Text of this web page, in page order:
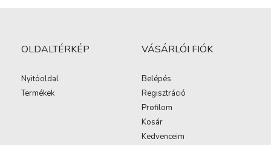
OLDALTÉRKÉP
Nyitóoldal
Termékek
VÁSÁRLÓI FIÓK
Belépés
Regisztráció
Profilom
Kosár
Kedvenceim